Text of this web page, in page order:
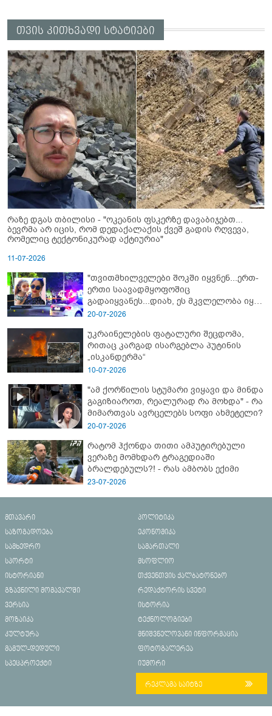
თვის კითხვადი სტატიები
რაზე დგას თბილისი - "ოკეანის ფსკერზე დავაბიჯებთ...
ბევრმა არ იცის, რომ დედაქალაქის ქვეშ გადის რღვევა,
რომელიც ტექტონიკურად აქტიურია"
11-07-2026
"თვითმხილველები შოკში იყვნენ...ერთ-
ერთი საავადმყოფოშიც
გადაიყვანეს...დიახ, ეს მკვლელობა იყო"
- გორში დატრიალებული ტრაგედიის
20-07-2026
უკრაინელების ფატალური შეცდომა,
რითაც კარგად ისარგებლა პუტინის
„ისკანდერმა“
10-07-2026
"ამ ქორწილის სტუმარი ვიყავი და მინდა
გაგიზიაროთ, რეალურად რა მოხდა" - რა
მიმართვას ავრცელებს სოფი ახმეტელი?
20-07-2026
რატომ ჰქონდა თითი ამპუტირებული
ვერაზე მომხდარ ტრაგედიაში
ბრალდებულს?! - რას ამბობს ექიმი
23-07-2026
მთავარი
პოლიტიკა
საზოგადოება
ეკონომიკა
სამხედრო
სამართალი
სპორტი
მსოფლიო
ისტორიანი
თქვენთვის ქალბატონებო
გზავნილი მომავალში
რედაქტორის სვეტი
ვერსია
ისტორია
მოზაიკა
ტექნოლოგიები
კულტურა
მნიშვნელოვანი ინფორმაცია
მამულ-დედული
ფოტოგალერეა
სპეცპროექტი
იუმორი
რეკლამა საიტზე